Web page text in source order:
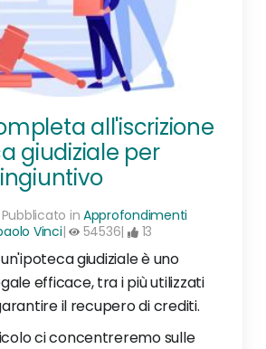
all'iscrizione
giudiziale per
in Approfondimenti
Vinci| 54536| 13
giudiziale è uno
efficace, tra i più utilizzati
il recupero di crediti.
ci concentreremo sulle